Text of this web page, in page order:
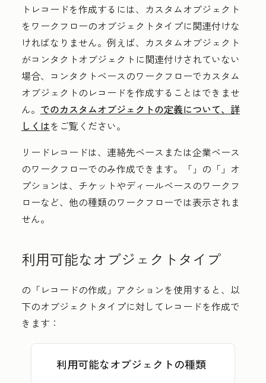
トレコードを作成するには、カスタムオブジェクト
をワークフローのオブジェクトタイプに関連付けな
ければなりません。例えば、カスタムオブジェクト
がコンタクトオブジェクトに関連付けされていない
場合、コンタクトベースのワークフローでカスタム
オブジェクトのレコードを作成することはできませ
ん。 でのカスタムオブジェクトの定義について、詳
しくはをご覧ください。
リードレコードは、連絡先ベースまたは企業ベース
のワークフローでのみ作成できます。「 」の「 」オ
プションは、チケットやディールベースのワークフ
ローなど、他の種類のワークフローでは表示されま
せん。
利用可能なオブジェクトタイプ
の「レコードの作成」 アクションを使用すると、以
下のオブジェクトタイプに対してレコードを作成で
きます：
利用可能なオブジェクトの種類